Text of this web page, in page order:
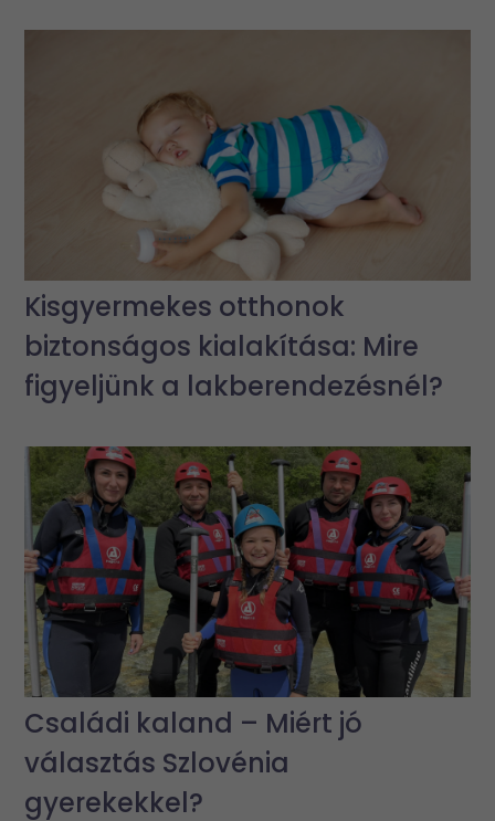
Kisgyermekes otthonok
biztonságos kialakítása: Mire
figyeljünk a lakberendezésnél?
Családi kaland – Miért jó
választás Szlovénia
gyerekekkel?